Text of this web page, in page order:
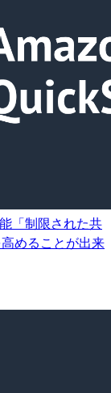
「制限された共
めることが出来